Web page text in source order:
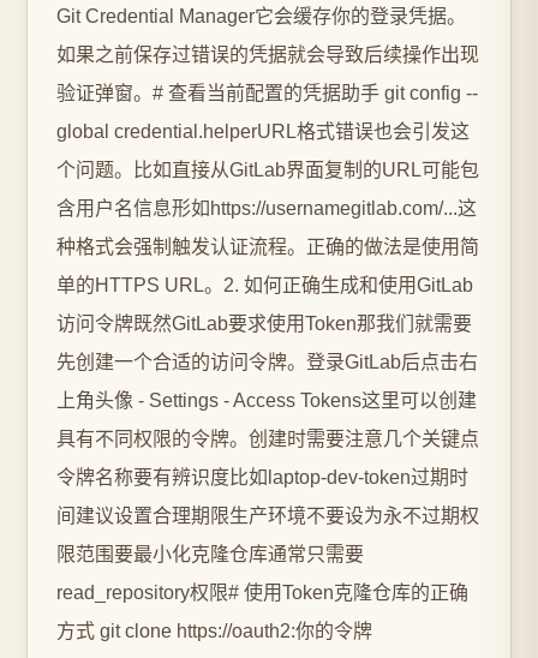
Git Credential Manager它会缓存你的登录凭据。
如果之前保存过错误的凭据就会导致后续操作出现
验证弹窗。# 查看当前配置的凭据助手 git config --
global credential.helperURL格式错误也会引发这
个问题。比如直接从GitLab界面复制的URL可能包
含用户名信息形如https://usernamegitlab.com/...这
种格式会强制触发认证流程。正确的做法是使用简
单的HTTPS URL。2. 如何正确生成和使用GitLab
访问令牌既然GitLab要求使用Token那我们就需要
先创建一个合适的访问令牌。登录GitLab后点击右
上角头像 - Settings - Access Tokens这里可以创建
具有不同权限的令牌。创建时需要注意几个关键点
令牌名称要有辨识度比如laptop-dev-token过期时
间建议设置合理期限生产环境不要设为永不过期权
限范围要最小化克隆仓库通常只需要
read_repository权限# 使用Token克隆仓库的正确
方式 git clone https://oauth2:你的令牌